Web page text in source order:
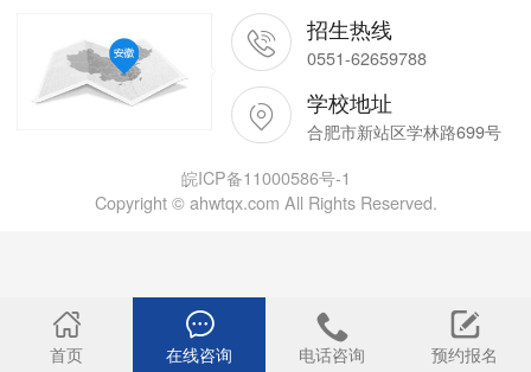
招生热线
0551-62659788
学校地址
合肥市新站区学林路699号
皖ICP备11000586号-1
Copyright © ahwtqx.com All Rights Reserved.
首页 在线咨询 电话咨询 预约报名